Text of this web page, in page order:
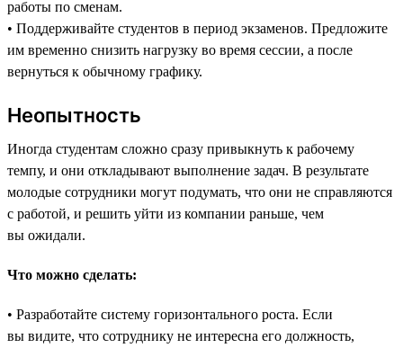
работы по сменам.
• Поддерживайте студентов в период экзаменов. Предложите
им временно снизить нагрузку во время сессии, а после
вернуться к обычному графику.
Неопытность
Иногда студентам сложно сразу привыкнуть к рабочему
темпу, и они откладывают выполнение задач. В результате
молодые сотрудники могут подумать, что они не справляются
с работой, и решить уйти из компании раньше, чем
вы ожидали.
Что можно сделать:
• Разработайте систему горизонтального роста. Если
вы видите, что сотруднику не интересна его должность,